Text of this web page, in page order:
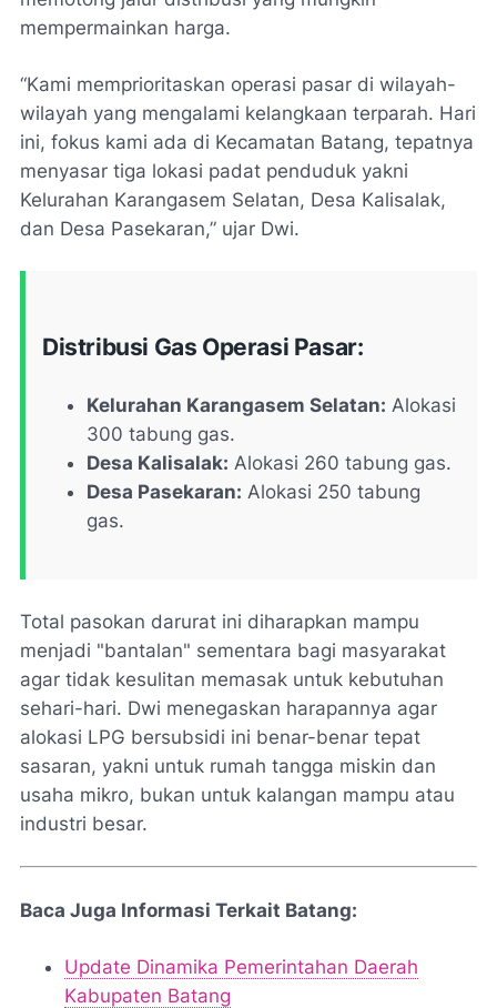
mempermainkan harga.
“Kami memprioritaskan operasi pasar di wilayah-
wilayah yang mengalami kelangkaan terparah. Hari
ini, fokus kami ada di Kecamatan Batang, tepatnya
menyasar tiga lokasi padat penduduk yakni
Kelurahan Karangasem Selatan, Desa Kalisalak,
dan Desa Pasekaran,” ujar Dwi.
Distribusi Gas Operasi Pasar:
Kelurahan Karangasem Selatan: Alokasi
300 tabung gas.
Desa Kalisalak: Alokasi 260 tabung gas.
Desa Pasekaran: Alokasi 250 tabung
gas.
Total pasokan darurat ini diharapkan mampu
menjadi "bantalan" sementara bagi masyarakat
agar tidak kesulitan memasak untuk kebutuhan
sehari-hari. Dwi menegaskan harapannya agar
alokasi LPG bersubsidi ini benar-benar tepat
sasaran, yakni untuk rumah tangga miskin dan
usaha mikro, bukan untuk kalangan mampu atau
industri besar.
Baca Juga Informasi Terkait Batang:
Update Dinamika Pemerintahan Daerah
Kabupaten Batang